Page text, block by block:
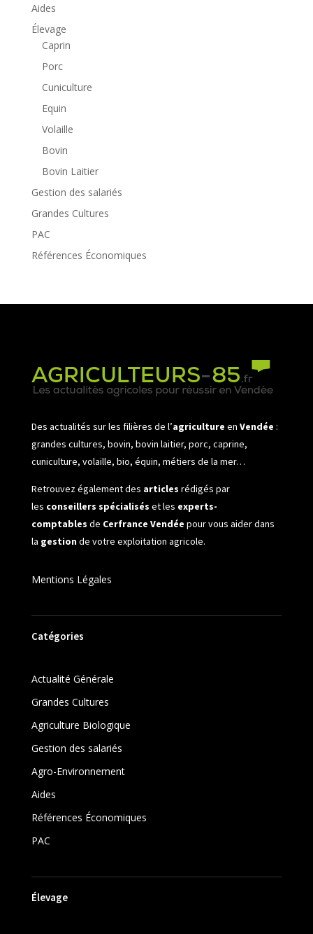
Aides
Élevage
Caprin
Porc
Cuniculture
Equin
Volaille
Bovin
Bovin Laitier
Gestion des salariés
Grandes Cultures
PAC
Références Économiques
Des actualités sur les filières de l’agriculture en Vendée :
grandes cultures, bovin, bovin laitier, porc, caprine,
cuniculture, volaille, bio, équin, métiers de la mer…
Retrouvez également des articles rédigés par
les conseillers spécialisés et les experts-
comptables de Cerfrance Vendée pour vous aider dans
la gestionde votre exploitation agricole.
Mentions Légales
Catégories
Actualité Générale
Grandes Cultures
Agriculture Biologique
Gestion des salariés
Agro-Environnement
Aides
Références Économiques
PAC
Élevage